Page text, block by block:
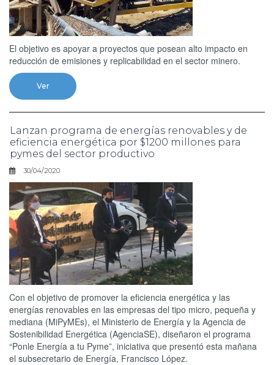
El objetivo es apoyar a proyectos que posean alto impacto en
reducción de emisiones y replicabilidad en el sector minero.
Ver
Lanzan programa de energías renovables y de
eficiencia energética por $1200 millones para
pymes del sector productivo
30/04/2020
Con el objetivo de promover la eficiencia energética y las
energías renovables en las empresas del tipo micro, pequeña y
mediana (MiPyMEs), el Ministerio de Energía y la Agencia de
Sostenibilidad Energética (AgenciaSE), diseñaron el programa
“Ponle Energía a tu Pyme”, iniciativa que presentó esta mañana
el subsecretario de Energía, Francisco López.